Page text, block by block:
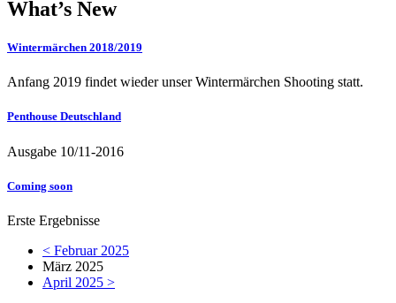
What’s New
Wintermärchen 2018/2019
Anfang 2019 findet wieder unser Wintermärchen Shooting statt.
Penthouse Deutschland
Ausgabe 10/11-2016
Coming soon
Erste Ergebnisse
< Februar 2025
März 2025
April 2025 >